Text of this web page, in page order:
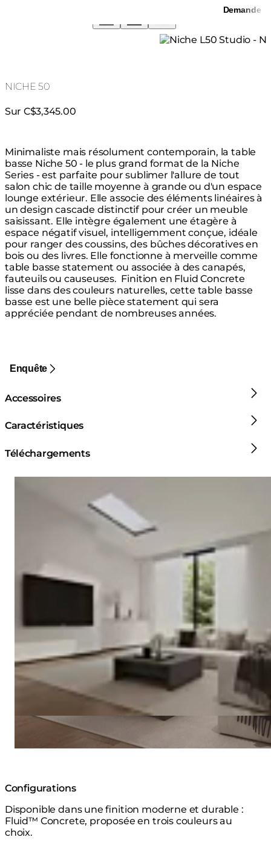
Demande
NICHE 50
Sur C$3,345.00
Minimaliste mais résolument contemporain, la table
basse Niche 50 - le plus grand format de la Niche
Series - est parfaite pour sublimer l'allure de tout
salon chic de taille moyenne à grande ou d'un espace
lounge extérieur. Elle associe des éléments linéaires à
un design cascade distinctif pour créer un meuble
saisissant. Elle intègre également une étagère à
espace négatif visuel, intelligemment conçue, idéale
pour ranger des coussins, des bûches décoratives en
bois ou des livres. Elle fonctionne à merveille comme
table basse statement ou associée à des canapés,
fauteuils ou causeuses. ⁠ Finition en Fluid Concrete
lisse dans des couleurs naturelles, cette table basse
basse est une belle pièce statement qui sera
appréciée pendant de nombreuses années.
Enquête
Accessoires
Caractéristiques
Téléchargements
Configurations
Disponible dans une finition moderne et durable :
Fluid™ Concrete, proposée en trois couleurs au
choix.